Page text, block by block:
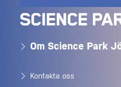
Om Science Park
Kontakta oss